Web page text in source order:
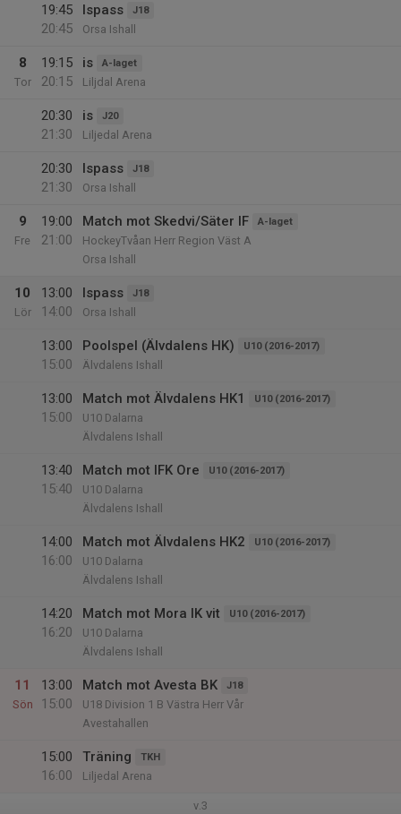
19:45
20:45
Ispass J18
Orsa Ishall
8
Tor
19:15
20:15
is A-laget
Liljdal Arena
20:30
21:30
is J20
Liljedal Arena
20:30
21:30
Ispass J18
Orsa Ishall
9
Fre
19:00
21:00
Match mot Skedvi/Säter IF A-laget
HockeyTvåan Herr Region Väst A
Orsa Ishall
10
Lör
13:00
14:00
Ispass J18
Orsa Ishall
13:00
15:00
Poolspel (Älvdalens HK) U10 (2016-2017)
Älvdalens Ishall
13:00
15:00
Match mot Älvdalens HK1 U10 (2016-2017)
U10 Dalarna
Älvdalens Ishall
13:40
15:40
Match mot IFK Ore U10 (2016-2017)
U10 Dalarna
Älvdalens Ishall
14:00
16:00
Match mot Älvdalens HK2 U10 (2016-2017)
U10 Dalarna
Älvdalens Ishall
14:20
16:20
Match mot Mora IK vit U10 (2016-2017)
U10 Dalarna
Älvdalens Ishall
11
Sön
13:00
15:00
Match mot Avesta BK J18
U18 Division 1 B Västra Herr Vår
Avestahallen
15:00
16:00
Träning TKH
Liljedal Arena
v.3